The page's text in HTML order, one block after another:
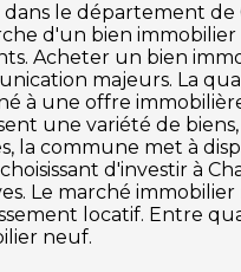
le département de
d'un bien
Acheter un bien
majeurs. La
à une offre
une variété de
la commune met à
choisissant d'investir à
Le marché
locatif. Entre
neuf.